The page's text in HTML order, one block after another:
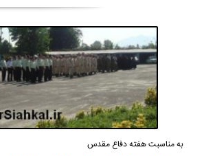
به مناسبت هفته دفاع مقدس